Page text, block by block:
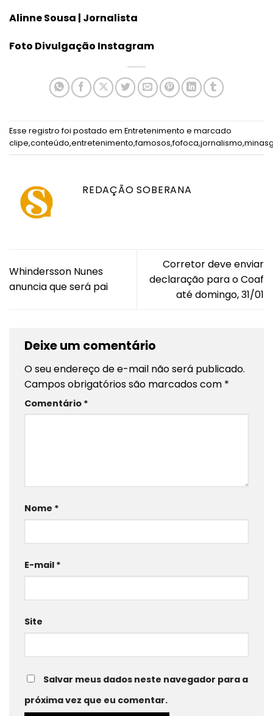
Alinne Sousa | Jornalista
Foto Divulgação Instagram
Esse registro foi postado em Entretenimento e marcado
clipe,conteúdo,entretenimento,famosos,fofoca,jornalismo,
REDAÇÃO SOBERANA
Whindersson Nunes
anuncia que será pai
Corretor deve enviar
declaração para o Coaf
até domingo, 31/01
Deixe um comentário
O seu endereço de e-mail não será publicado.
Campos obrigatórios são marcados com *
Comentário *
Nome *
E-mail *
Site
Salvar meus dados neste navegador para a
próxima vez que eu comentar.